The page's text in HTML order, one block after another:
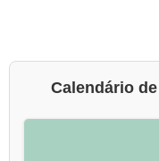
Calendário